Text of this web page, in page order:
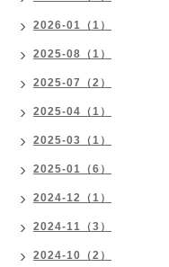
2026-01（1）
2025-08（1）
2025-07（2）
2025-04（1）
2025-03（1）
2025-01（6）
2024-12（1）
2024-11（3）
2024-10（2）